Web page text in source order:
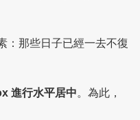
：那些日子已經一去不復
進行水平居中。為此，